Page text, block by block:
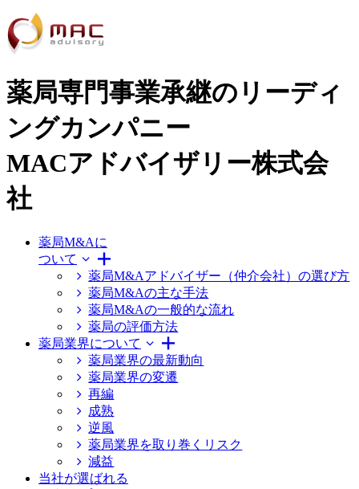
薬局専門事業承継のリーディ
ングカンパニー
MACアドバイザリー株式会
社
薬局M&Aに
ついて
薬局M&Aアドバイザー（仲介会社）の選び方
薬局M&Aの主な手法
薬局M&Aの一般的な流れ
薬局の評価方法
薬局業界について
薬局業界の最新動向
薬局業界の変遷
再編
成熟
逆風
薬局業界を取り巻くリスク
減益
当社が選ばれる